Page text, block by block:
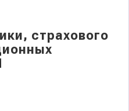
страхового